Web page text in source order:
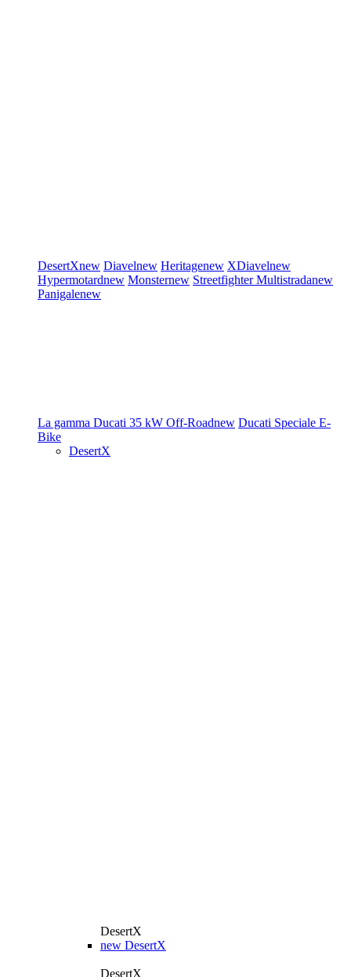
DesertXnew Diavelnew Heritagenew XDiavelnew
Hypermotardnew Monsternew StreetfighterMultistradanew
Panigalenew
La gamma Ducati 35 kW Off-Roadnew Ducati Speciale E-
Bike
DesertX
DesertX
new DesertX
DesertX